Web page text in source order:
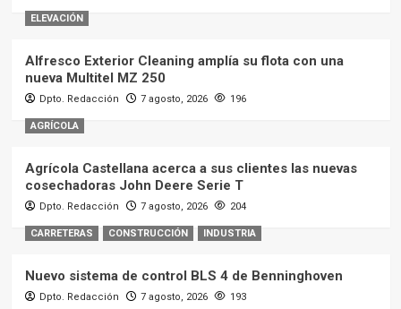
ELEVACIÓN
Alfresco Exterior Cleaning amplía su flota con una
nueva Multitel MZ 250
Dpto. Redacción 7 agosto, 2026 196
AGRÍCOLA
Agrícola Castellana acerca a sus clientes las nuevas
cosechadoras John Deere Serie T
Dpto. Redacción 7 agosto, 2026 204
CARRETERAS CONSTRUCCIÓN INDUSTRIA
Nuevo sistema de control BLS 4 de Benninghoven
Dpto. Redacción 7 agosto, 2026 193